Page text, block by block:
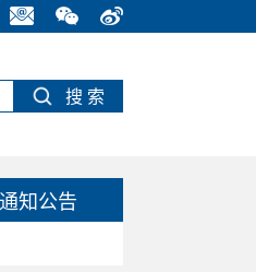
通知公告